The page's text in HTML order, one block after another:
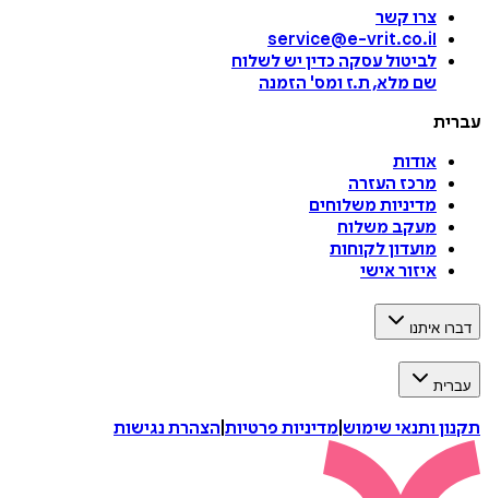
צרו קשר
service@e-vrit.co.il
לביטול עסקה כדין יש לשלוח
שם מלא, ת.ז ומס' הזמנה
עברית
אודות
מרכז העזרה
מדיניות משלוחים
מעקב משלוח
מועדון לקוחות
איזור אישי
דברו איתנו
עברית
תקנון ותנאי שימוש מדיניות פרטיות הצהרת נגישות